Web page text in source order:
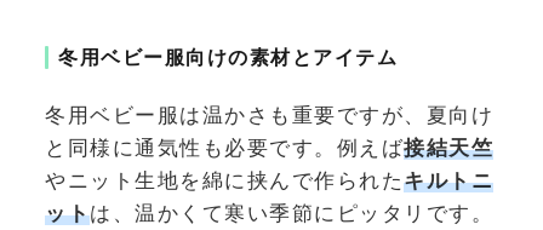
冬用ベビー服向けの素材とアイテム
冬用ベビー服は温かさも重要ですが、夏向け
と同様に通気性も必要です。例えば接結天竺
やニット生地を綿に挟んで作られたキルトニ
ットは、温かくて寒い季節にピッタリです。